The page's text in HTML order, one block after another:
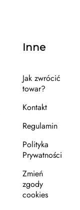
Inne
Jak zwrócić
towar?
Kontakt
Regulamin
Polityka
Prywatności
Zmień
zgody
cookies